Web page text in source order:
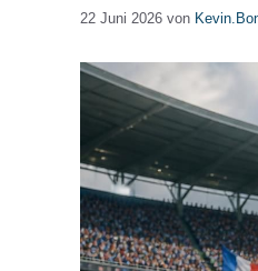
22 Juni 2026 von